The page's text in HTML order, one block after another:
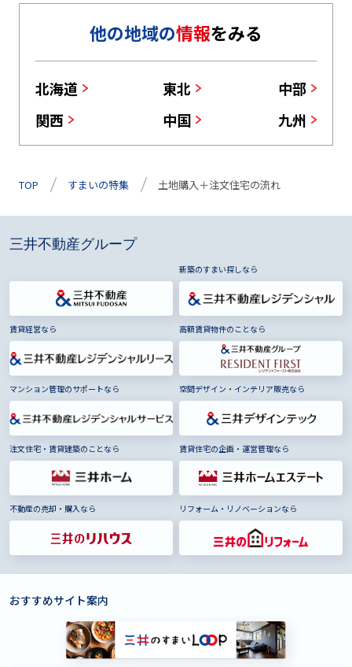
他の地域の情報をみる
北海道 東北
中部
関西
中国 九州
TOP すまいの特集 土地購入＋注文住宅の流れ
三井不動産グループ
新築のすまい探しなら
賃貸経営なら 高額賃貸物件のことなら
マンション管理のサポートなら 空間デザイン・インテリア販売なら
注文住宅・賃貸建築のことなら 賃貸住宅の企画・運営管理なら
不動産の売却・購入なら リフォーム・リノベーションなら
おすすめサイト案内